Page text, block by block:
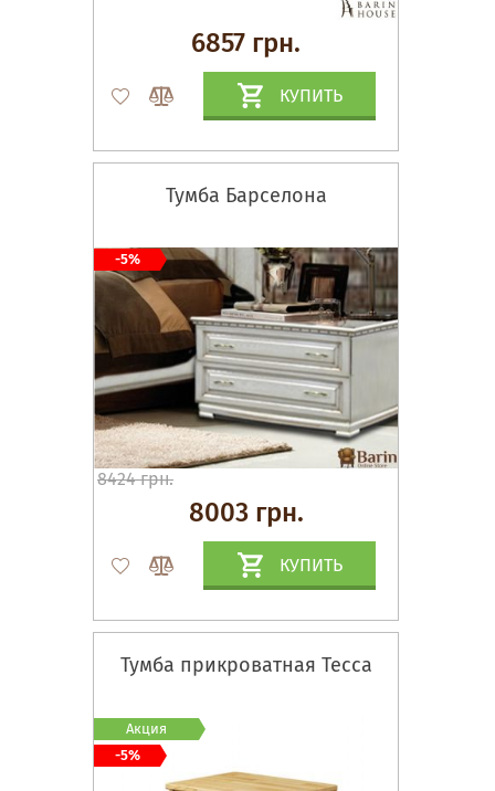
6857 грн.
КУПИТЬ
Тумба Барселона
8424 грн.
8003 грн.
КУПИТЬ
-5%
Тумба прикроватная Тесса
Акция
-5%